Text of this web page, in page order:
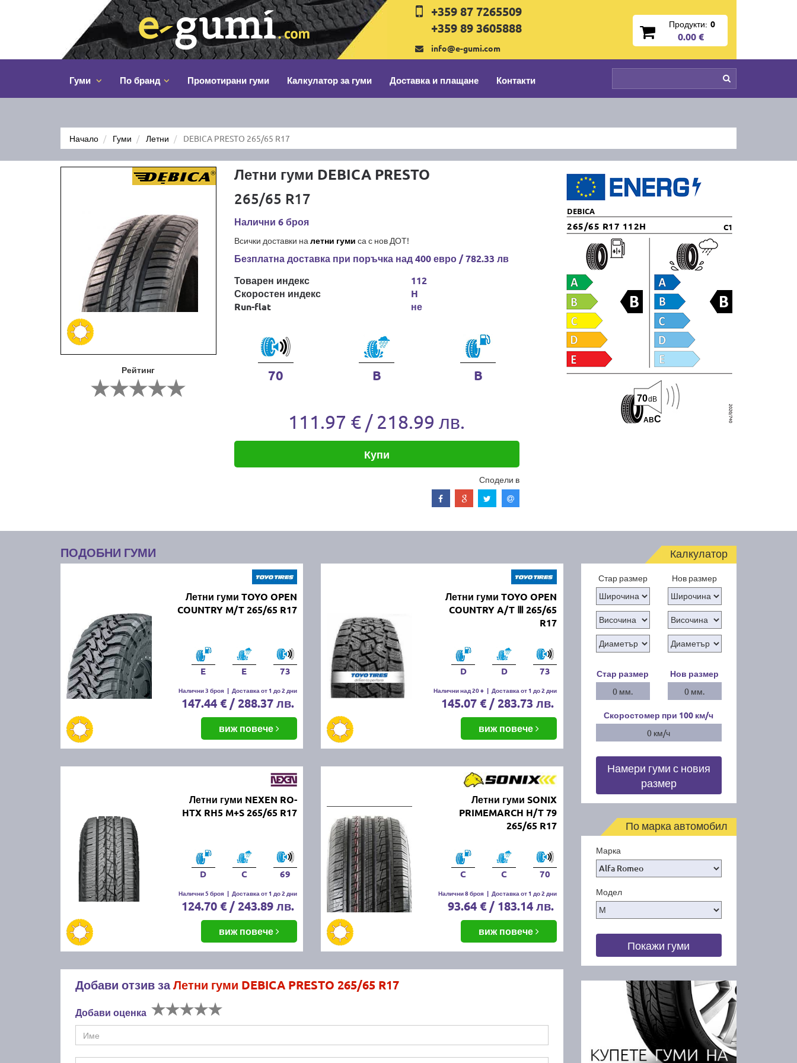
+359 87 7265509
+359 89 3605888
info@e-gumi.com
Продукти: 0
0.00 €
Гуми По бранд Промотирани гуми Калкулатор за гуми Доставка и плащане Контакти
Начало Гуми Летни DEBICA PRESTO 265/65 R17
Рейтинг
Летни гуми DEBICA PRESTO
265/65 R17
Налични 6 броя
Всички доставки на летни гуми са с нов ДОТ!
Безплатна доставка при поръчка над 400 евро / 782.33 лв
Товарен индекс
Скоростен индекс
Run-flat
112
H
не
70 B B
111.97 € / 218.99 лв.
Купи
Сподели в
DEBICA
265/65 R17 112H C1
ABC
70dB
ПОДОБНИ ГУМИ
Летни гуми TOYO OPEN
COUNTRY M/T 265/65 R17
E E 73
Налични 3 броя | Доставка от 1 до 2 дни
147.44 € / 288.37 лв.
виж повече
Летни гуми TOYO OPEN
COUNTRY A/T Ⅲ 265/65
R17
D D 73
Налични над 20 + | Доставка от 1 до 2 дни
145.07 € / 283.73 лв.
виж повече
Летни гуми NEXEN RO-
HTX RH5 M+S 265/65 R17
D C 69
Налични 5 броя | Доставка от 1 до 2 дни
124.70 € / 243.89 лв.
виж повече
Летни гуми SONIX
PRIMEMARCH H/T 79
265/65 R17
C C 70
Налични 8 броя | Доставка от 1 до 2 дни
93.64 € / 183.14 лв.
виж повече
Добави отзив заЛетни гуми DEBICA PRESTO 265/65 R17
Добави оценка
Калкулатор
Стар размер Нов размер
Стар размер
0 мм.
Нов размер
0 мм.
Скоростомер при 100 км/ч
0 км/ч
Намери гуми с новия
размер
По марка автомобил
Марка
Модел
Покажи гуми